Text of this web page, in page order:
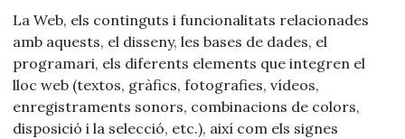
La Web, els continguts i funcionalitats relacionades
amb aquests, el disseny, les bases de dades, el
programari, els diferents elements que integren el
lloc web (textos, gràfics, fotografies, vídeos,
enregistraments sonors, combinacions de colors,
disposició i la selecció, etc.), així com els signes